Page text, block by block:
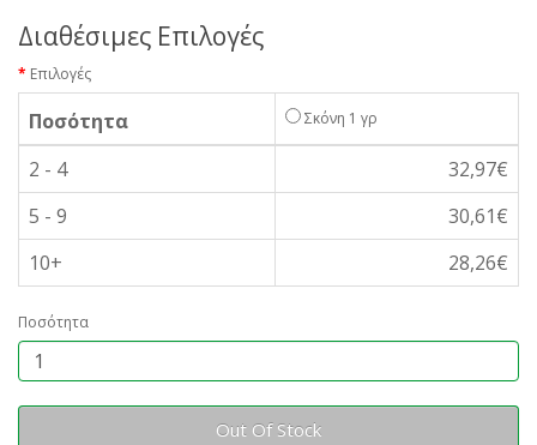
Διαθέσιμες Επιλογές
Επιλογές
Ποσότητα Σκόνη 1 γρ
2 - 4
32,97€
5 - 9
30,61€
10+
28,26€
Ποσότητα
Out Of Stock